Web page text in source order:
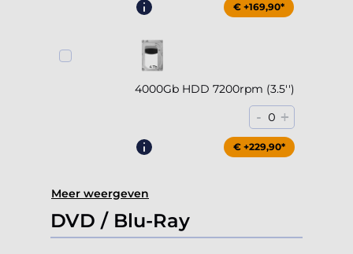
€ +169,90*
4000Gb HDD 7200rpm (3.5'')
- 0 +
€ +229,90*
Meer weergeven
DVD / Blu-Ray